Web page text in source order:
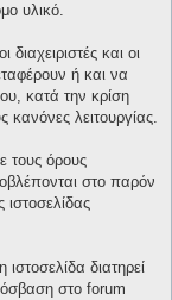
υλικό.
και οι
ή και να
κατά την κρίση
λειτουργίας.
τους όρους
στο παρόν
ιστοσελίδας
διατηρεί
στο forum